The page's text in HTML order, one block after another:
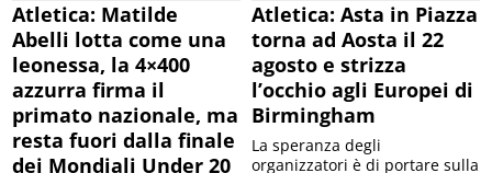
Atletica: Matilde
Abelli lotta come una
leonessa, la 4×400
azzurra firma il
primato nazionale, ma
resta fuori dalla finale
dei Mondiali Under 20
Atletica: Asta in Piazza
torna ad Aosta il 22
agosto e strizza
l’occhio agli Europei di
Birmingham
La speranza degli
organizzatori è di portare sulla